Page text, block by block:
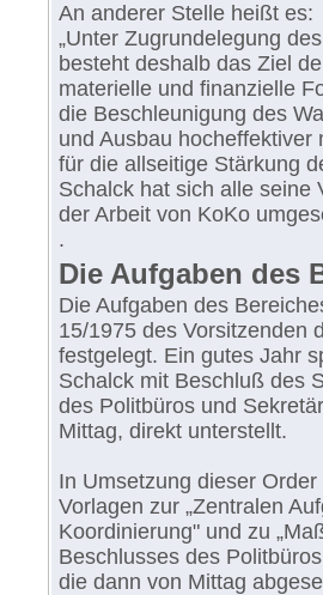
An anderer Stelle heißt es:
„Unter Zugrundelegung
besteht deshalb das Ziel
materielle und finanzielle
die Beschleunigung des
und Ausbau
für die allseitige Stärkung
Schalck hat sich alle seine
der Arbeit von KoKo
.
Die Aufgaben des
Die Aufgaben des
15/1975 des Vorsitzenden
festgelegt. Ein gutes Jahr
Schalck mit Beschluß des
des Politbüros und
Mittag, direkt unterstellt.
In Umsetzung dieser
Vorlagen zur „Zentralen
Koordinierung" und zu
Beschlusses des
die dann von Mittag